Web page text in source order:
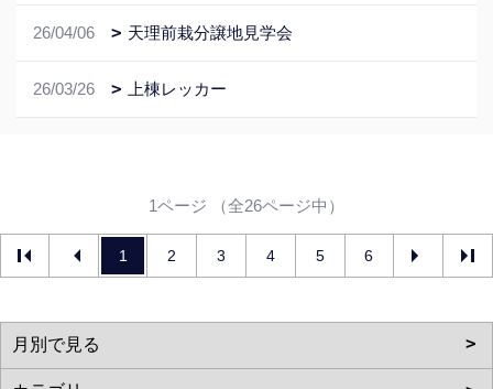
26/04/06 天理前栽分譲地見学会
26/03/26 上棟レッカー
1ページ （全26ページ中）
1 2 3 4 5 6